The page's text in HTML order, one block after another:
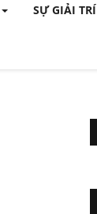
SỰ GIẢI TRÍ